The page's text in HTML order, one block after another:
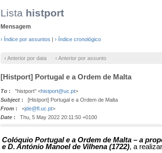
Lista histport
Mensagem
› Índice por assuntos | › Índice cronológico
‹ Anterior por data ‹ Anterior por assunto
[Histport] Portugal e a Ordem de Malta
To : "histport" <histport@uc.pt>
Subject : [Histport] Portugal e a Ordem de Malta
From : <jde@fl.uc.pt>
Date : Thu, 5 May 2022 20:11:50 +0100
Colóquio Portugal e a Ordem de Malta – a
e D. António Manoel de Vilhena (1722), a